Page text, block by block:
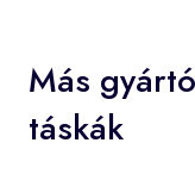
Más
táskák